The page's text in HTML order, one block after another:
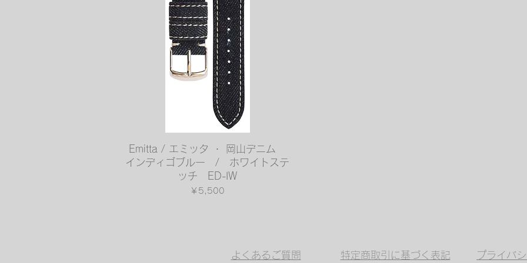
クイックビュー
Emitta / エミッタ ・ 岡山デニム
インディゴブルー / ホワイトステ
ッチ ED-IW
価格
￥5,500
よくあるご質問 特定商取引に基づく表記 プライバ